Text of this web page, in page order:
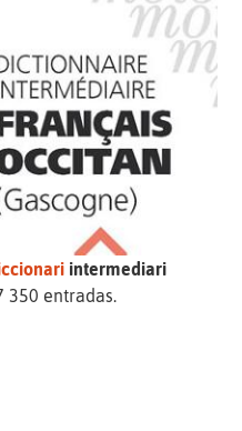
intermediari
350 entradas.